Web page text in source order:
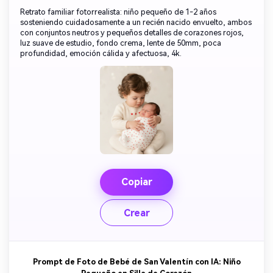
Retrato familiar fotorrealista: niño pequeño de 1-2 años
sosteniendo cuidadosamente a un recién nacido envuelto, ambos
con conjuntos neutros y pequeños detalles de corazones rojos,
luz suave de estudio, fondo crema, lente de 50mm, poca
profundidad, emoción cálida y afectuosa, 4k.
Copiar
Crear
Prompt de Foto de Bebé de San Valentín con IA: Niño